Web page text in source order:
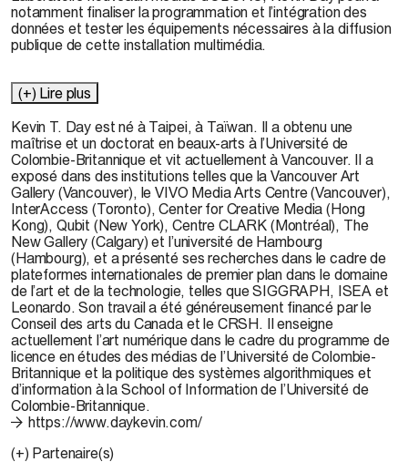
notamment finaliser la programmation et l’intégration des
données et tester les équipements nécessaires à la diffusion
publique de cette installation multimédia.
(+) Lire plus
Kevin T. Day est né à Taipei, à Taïwan. Il a obtenu une
maîtrise et un doctorat en beaux-arts à l’Université de
Colombie-Britannique et vit actuellement à Vancouver. Il a
exposé dans des institutions telles que la Vancouver Art
Gallery (Vancouver), le VIVO Media Arts Centre (Vancouver),
InterAccess (Toronto), Center for Creative Media (Hong
Kong), Qubit (New York), Centre CLARK (Montréal), The
New Gallery (Calgary) et l’université de Hambourg
(Hambourg), et a présenté ses recherches dans le cadre de
plateformes internationales de premier plan dans le domaine
de l’art et de la technologie, telles que SIGGRAPH, ISEA et
Leonardo. Son travail a été généreusement financé par le
Conseil des arts du Canada et le CRSH. Il enseigne
actuellement l’art numérique dans le cadre du programme de
licence en études des médias de l’Université de Colombie-
Britannique et la politique des systèmes algorithmiques et
d’information à la School of Information de l’Université de
Colombie-Britannique.
https://www.daykevin.com/
(+) Partenaire(s)